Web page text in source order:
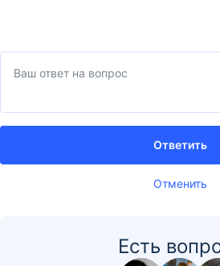
Отменить
Ответить
Есть